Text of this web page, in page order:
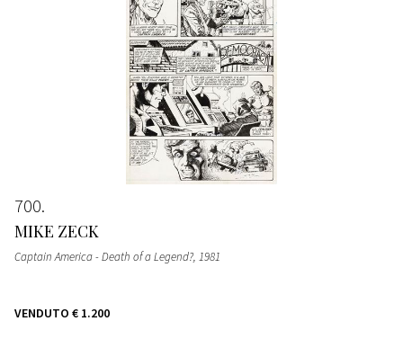
700
MIKE ZECK
Captain America - Death of a Legend?, 1981
VENDUTO € 1.200